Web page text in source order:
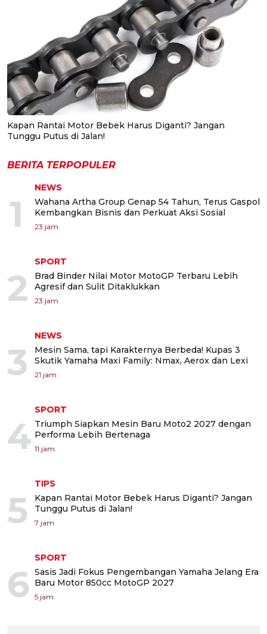
Kapan Rantai Motor Bebek Harus Diganti? Jangan
Tunggu Putus di Jalan!
BERITA TERPOPULER
1
NEWS
Wahana Artha Group Genap 54 Tahun, Terus Gaspol
Kembangkan Bisnis dan Perkuat Aksi Sosial
23 jam
2
SPORT
Brad Binder Nilai Motor MotoGP Terbaru Lebih
Agresif dan Sulit Ditaklukkan
23 jam
3
NEWS
Mesin Sama, tapi Karakternya Berbeda! Kupas 3
Skutik Yamaha Maxi Family: Nmax, Aerox dan Lexi
21 jam
4
SPORT
Triumph Siapkan Mesin Baru Moto2 2027 dengan
Performa Lebih Bertenaga
11 jam
5
TIPS
Kapan Rantai Motor Bebek Harus Diganti? Jangan
Tunggu Putus di Jalan!
7 jam
6
SPORT
Sasis Jadi Fokus Pengembangan Yamaha Jelang Era
Baru Motor 850cc MotoGP 2027
5 jam